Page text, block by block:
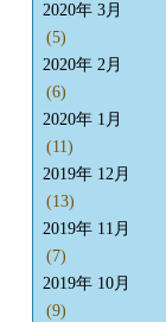
2020年 3月
(5)
2020年 2月
(6)
2020年 1月
(11)
2019年 12月
(13)
2019年 11月
(7)
2019年 10月
(9)